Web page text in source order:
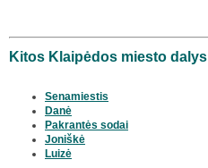
Kitos Klaipėdos miesto dalys
Senamiestis
Danė
Pakrantės sodai
Joniškė
Luizė